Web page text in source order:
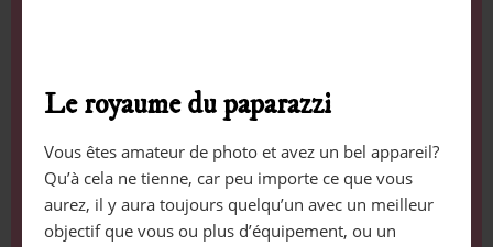
Le royaume du paparazzi
Vous êtes amateur de photo et avez un bel appareil?
Qu’à cela ne tienne, car peu importe ce que vous
aurez, il y aura toujours quelqu’un avec un meilleur
objectif que vous ou plus d’équipement, ou un